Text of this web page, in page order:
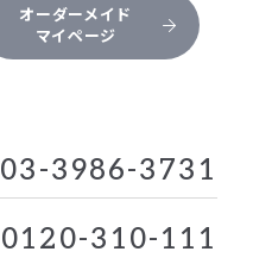
オーダーメイド
マイページ
03-3986-3731
0120-310-111